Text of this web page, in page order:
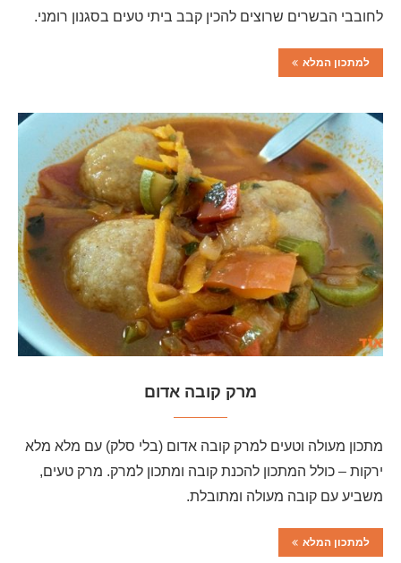
לחובבי הבשרים שרוצים להכין קבב ביתי טעים בסגנון רומני.
למתכון המלא
מרק קובה אדום
מתכון מעולה וטעים למרק קובה אדום (בלי סלק) עם מלא מלא
ירקות – כולל המתכון להכנת קובה ומתכון למרק. מרק טעים,
משביע עם קובה מעולה ומתובלת.
למתכון המלא